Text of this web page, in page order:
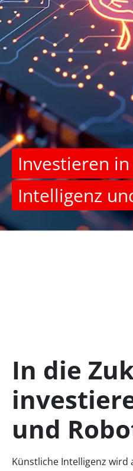
Investieren
Intelligenz
In die
und
Künstliche Intelligenz wird